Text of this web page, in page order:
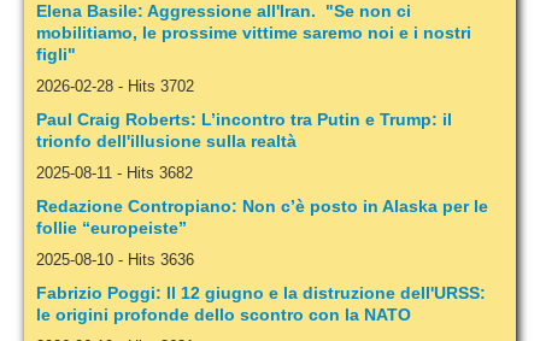
Elena Basile: Aggressione all'Iran. "Se non ci
mobilitiamo, le prossime vittime saremo noi e i nostri
figli"
2026-02-28 - Hits 3702
Paul Craig Roberts: L’incontro tra Putin e Trump: il
trionfo dell'illusione sulla realtà
2025-08-11 - Hits 3682
Redazione Contropiano: Non c’è posto in Alaska per le
follie “europeiste”
2025-08-10 - Hits 3636
Fabrizio Poggi: Il 12 giugno e la distruzione dell'URSS:
le origini profonde dello scontro con la NATO